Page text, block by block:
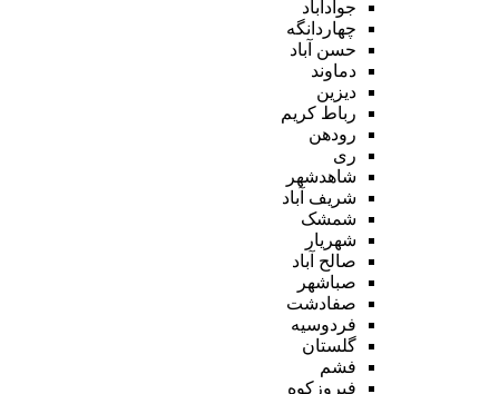
جوادآباد
چهاردانگه
حسن آباد
دماوند
دیزین
رباط کریم
رودهن
ری
شاهدشهر
شریف آباد
شمشک
شهریار
صالح آباد
صباشهر
صفادشت
فردوسیه
گلستان
فشم
فیروزکوه